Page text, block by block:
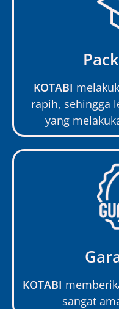
KOTABI
rapih, sehingga
yang
KOTABI
sangat